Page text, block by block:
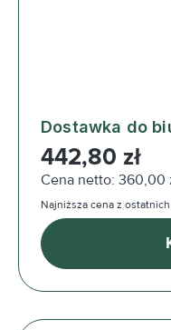
Dostawka do
Cena regularna:
442,80 zł
Cena netto: 360,00
Najniższa cena z